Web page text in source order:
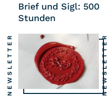
Brief und Sigl: 500
Stunden
NEWSLETTER NEWSLETTER